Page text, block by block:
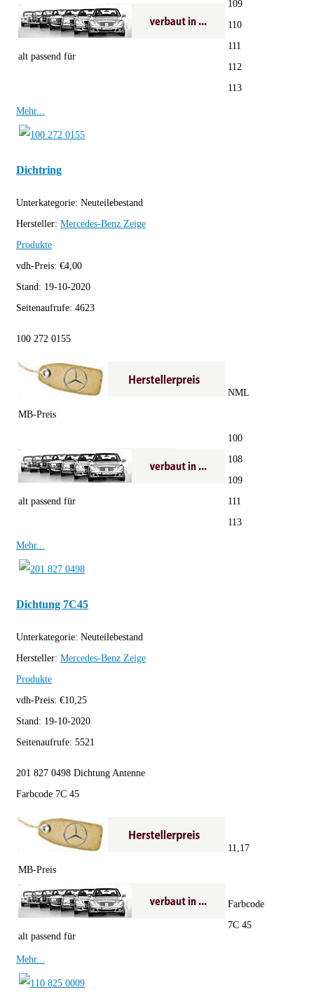
alt passend für
109
110
111
112
113
Mehr...
Dichtring
Unterkategorie: Neuteilebestand
Hersteller: Mercedes-Benz Zeige
Produkte
vdh-Preis: €4,00
Stand: 19-10-2020
Seitenaufrufe: 4623
100 272 0155
MB-Preis
NML
alt passend für
100
108
109
111
113
Mehr...
Dichtung 7C45
Unterkategorie: Neuteilebestand
Hersteller: Mercedes-Benz Zeige
Produkte
vdh-Preis: €10,25
Stand: 19-10-2020
Seitenaufrufe: 5521
201 827 0498 Dichtung Antenne
Farbcode 7C 45
MB-Preis
11,17
alt passend für
Farbcode
7C 45
Mehr...